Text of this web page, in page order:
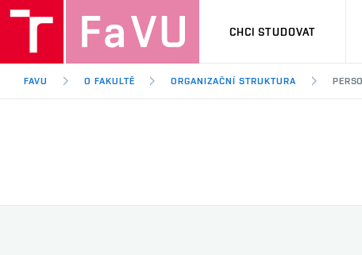
CHCI STUDOVAT
FAVU O FAKULTĚ ORGANIZAČNÍ STRUKTURA